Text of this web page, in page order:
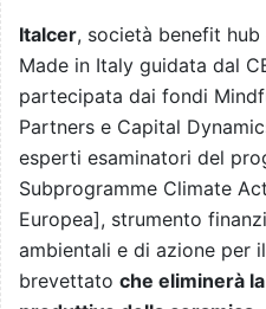
Italcer, società benefit
Made in Italy guidata dal
partecipata dai fondi
Partners e Capital
esperti esaminatori del
Subprogramme Climate
Europea], strumento
ambientali e di azione per
brevettato che eliminerà